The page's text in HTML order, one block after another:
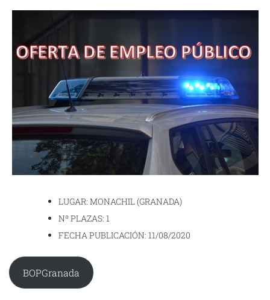
LUGAR: MONACHIL (GRANADA)
Nº PLAZAS: 1
FECHA PUBLICACIÓN: 11/08/2020
BOPGranada